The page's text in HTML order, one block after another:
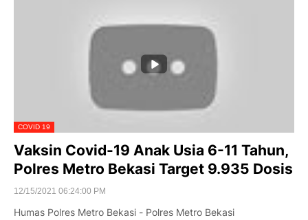
COVID 19
Vaksin Covid-19 Anak Usia 6-11 Tahun,
Polres Metro Bekasi Target 9.935 Dosis
12/15/2021 06:24:00 PM
Humas Polres Metro Bekasi - Polres Metro Bekasi